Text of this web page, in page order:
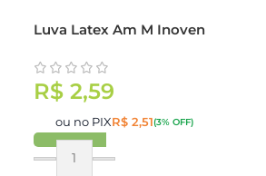
Luva Latex Am M Inoven
R$2,59
ou no PIXR$2,51(3% OFF)
Comprar